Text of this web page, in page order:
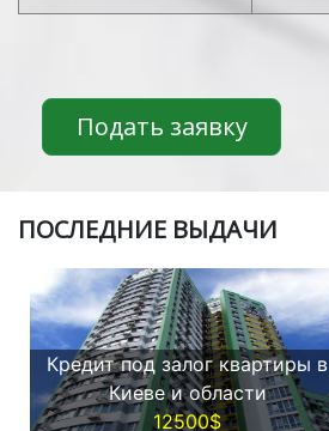
Подать заявку
ПOСЛЕДНИЕ ВЫДАЧИ
Кредит под залог квартиры в
Киеве и области
12500$